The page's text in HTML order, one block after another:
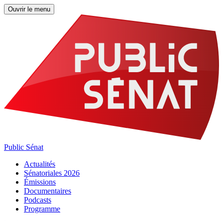
Ouvrir le menu
Public Sénat
Actualités
Sénatoriales 2026
Émissions
Documentaires
Podcasts
Programme